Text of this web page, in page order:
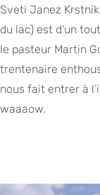
Sveti Janez
du lac) est d’un
le pasteur Martin
trentenaire
nous fait entrer à
waaaow.